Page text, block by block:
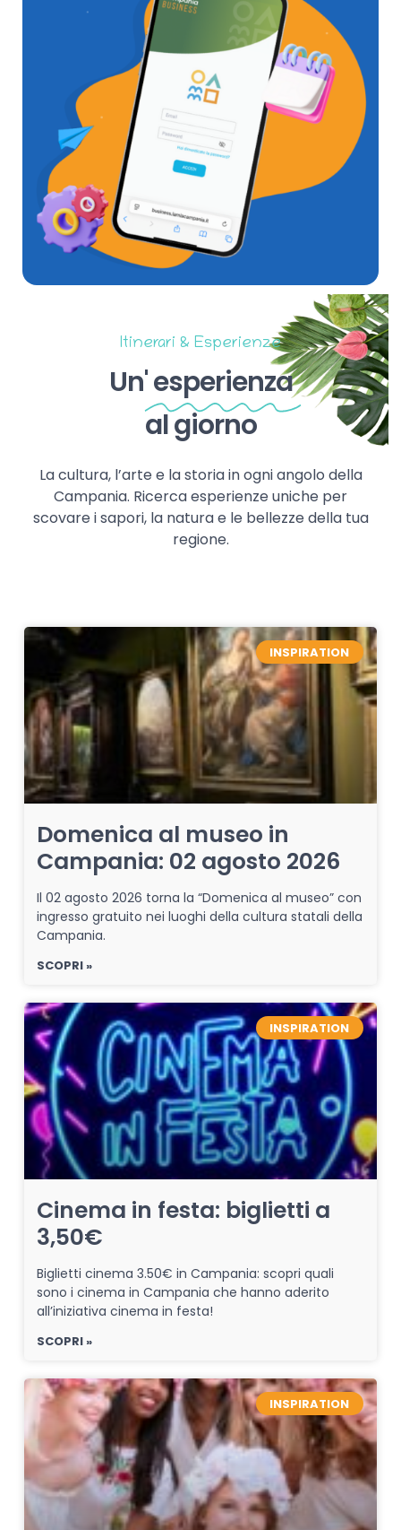
Itinerari & Esperienze
Un'esperienza
al giorno
La cultura, l’arte e la storia in ogni angolo della
Campania. Ricerca esperienze uniche per
scovare i sapori, la natura e le bellezze della tua
regione.
INSPIRATION
Domenica al museo in
Campania: 02 agosto 2026
Il 02 agosto 2026 torna la “Domenica al museo” con
ingresso gratuito nei luoghi della cultura statali della
Campania.
SCOPRI »
INSPIRATION
Cinema in festa: biglietti a
3,50€
Biglietti cinema 3.50€ in Campania: scopri quali
sono i cinema in Campania che hanno aderito
all’iniziativa cinema in festa!
SCOPRI »
INSPIRATION